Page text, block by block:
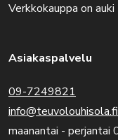
Verkkokauppa on
Asiakaspalvelu
09-7249821
info@teuvolouhisola.fi
maanantai - perjantai